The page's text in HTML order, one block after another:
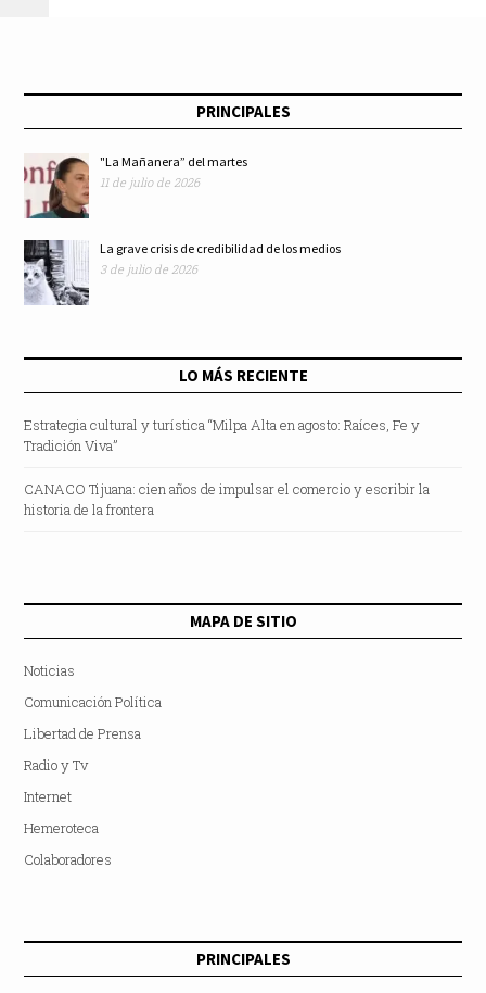
PRINCIPALES
"La Mañanera” del martes
11 de julio de 2026
La grave crisis de credibilidad de los medios
3 de julio de 2026
LO MÁS RECIENTE
Estrategia cultural y turística “Milpa Alta en agosto: Raíces, Fe y
Tradición Viva”
CANACO Tijuana: cien años de impulsar el comercio y escribir la
historia de la frontera
MAPA DE SITIO
Noticias
Comunicación Política
Libertad de Prensa
Radio y Tv
Internet
Hemeroteca
Colaboradores
PRINCIPALES